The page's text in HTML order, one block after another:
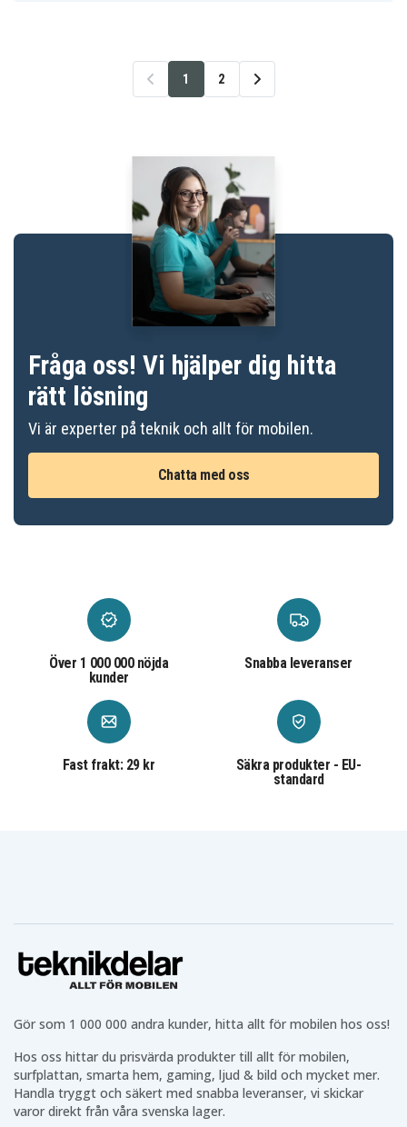
1 2
Fråga oss! Vi hjälper dig hitta
rätt lösning
Vi är experter på teknik och allt för mobilen.
Chatta med oss
Över 1 000 000 nöjda
kunder
Snabba leveranser
Fast frakt: 29 kr
Säkra produkter - EU-
standard
Gör som 1 000 000 andra kunder, hitta allt för mobilen hos oss!
Hos oss hittar du prisvärda produkter till allt för mobilen,
surfplattan, smarta hem, gaming, ljud & bild och mycket mer.
Handla tryggt och säkert med snabba leveranser, vi skickar
varor direkt från våra svenska lager.